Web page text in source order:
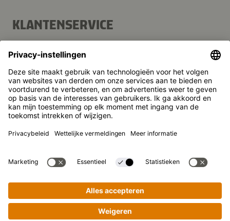
KLANTENSERVICE
Contact
Nieuwsbrief
Pers
Corporation, Japan.
© Kikkoman Trading Europe GmbH 2023 – 2026
Opgenomen in het handelsregister bij het kantongerecht
Düsseldorf HRB 35856
Privacy-instellingen